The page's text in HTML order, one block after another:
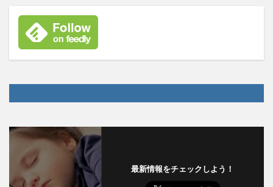
最新情報をチェックしよう！